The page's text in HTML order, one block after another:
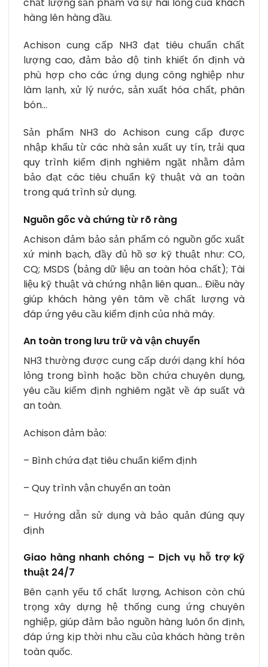
chất lượng sản phẩm và sự hài lòng của khách
hàng lên hàng đầu.
Achison cung cấp NH3 đạt tiêu chuẩn chất
lượng cao, đảm bảo độ tinh khiết ổn định và
phù hợp cho các ứng dụng công nghiệp như
làm lạnh, xử lý nước, sản xuất hóa chất, phân
bón…
Sản phẩm NH3 do Achison cung cấp được
nhập khẩu từ các nhà sản xuất uy tín, trải qua
quy trình kiểm định nghiêm ngặt nhằm đảm
bảo đạt các tiêu chuẩn kỹ thuật và an toàn
trong quá trình sử dụng.
Nguồn gốc và chứng từ rõ ràng
Achison đảm bảo sản phẩm có nguồn gốc xuất
xứ minh bạch, đầy đủ hồ sơ kỹ thuật như: CO,
CQ; MSDS (bảng dữ liệu an toàn hóa chất); Tài
liệu kỹ thuật và chứng nhận liên quan… Điều này
giúp khách hàng yên tâm về chất lượng và
đáp ứng yêu cầu kiểm định của nhà máy.
An toàn trong lưu trữ và vận chuyển
NH3 thường được cung cấp dưới dạng khí hóa
lỏng trong bình hoặc bồn chứa chuyên dụng,
yêu cầu kiểm định nghiêm ngặt về áp suất và
an toàn.
Achison đảm bảo:
– Bình chứa đạt tiêu chuẩn kiểm định
– Quy trình vận chuyển an toàn
– Hướng dẫn sử dụng và bảo quản đúng quy
định
Giao hàng nhanh chóng – Dịch vụ hỗ trợ kỹ
thuật 24/7
Bên cạnh yếu tố chất lượng, Achison còn chú
trọng xây dựng hệ thống cung ứng chuyên
nghiệp, giúp đảm bảo nguồn hàng luôn ổn định,
đáp ứng kịp thời nhu cầu của khách hàng trên
toàn quốc.